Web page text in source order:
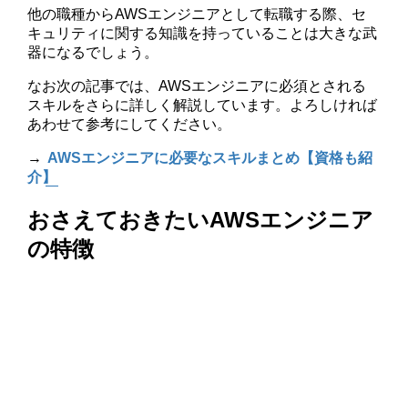
他の職種からAWSエンジニアとして転職する際、セ
キュリティに関する知識を持っていることは大きな武
器になるでしょう。
なお次の記事では、AWSエンジニアに必須とされる
スキルをさらに詳しく解説しています。よろしければ
あわせて参考にしてください。
→ AWSエンジニアに必要なスキルまとめ【資格も紹
介】
おさえておきたいAWSエンジニア
の特徴